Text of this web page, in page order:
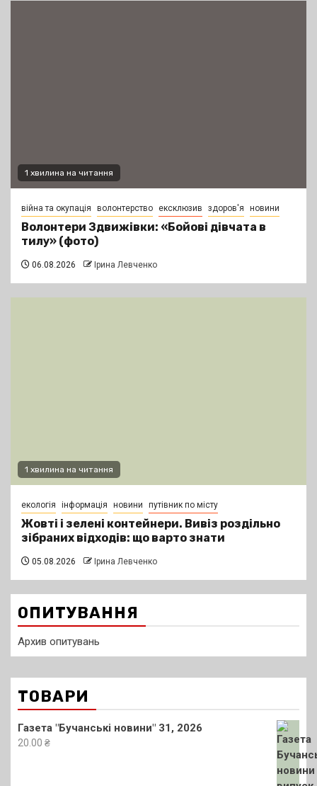
1 хвилина на читання
війна та окупація волонтерство ексклюзив здоров'я новини
Волонтери Здвижівки: «Бойові дівчата в
тилу» (фото)
06.08.2026 Ірина Левченко
1 хвилина на читання
екологія інформація новини путівник по місту
Жовті і зелені контейнери. Вивіз роздільно
зібраних відходів: що варто знати
05.08.2026 Ірина Левченко
ОПИТУВАННЯ
Архив опитувань
ТОВАРИ
Газета "Бучанські новини" 31, 2026
20.00 ₴